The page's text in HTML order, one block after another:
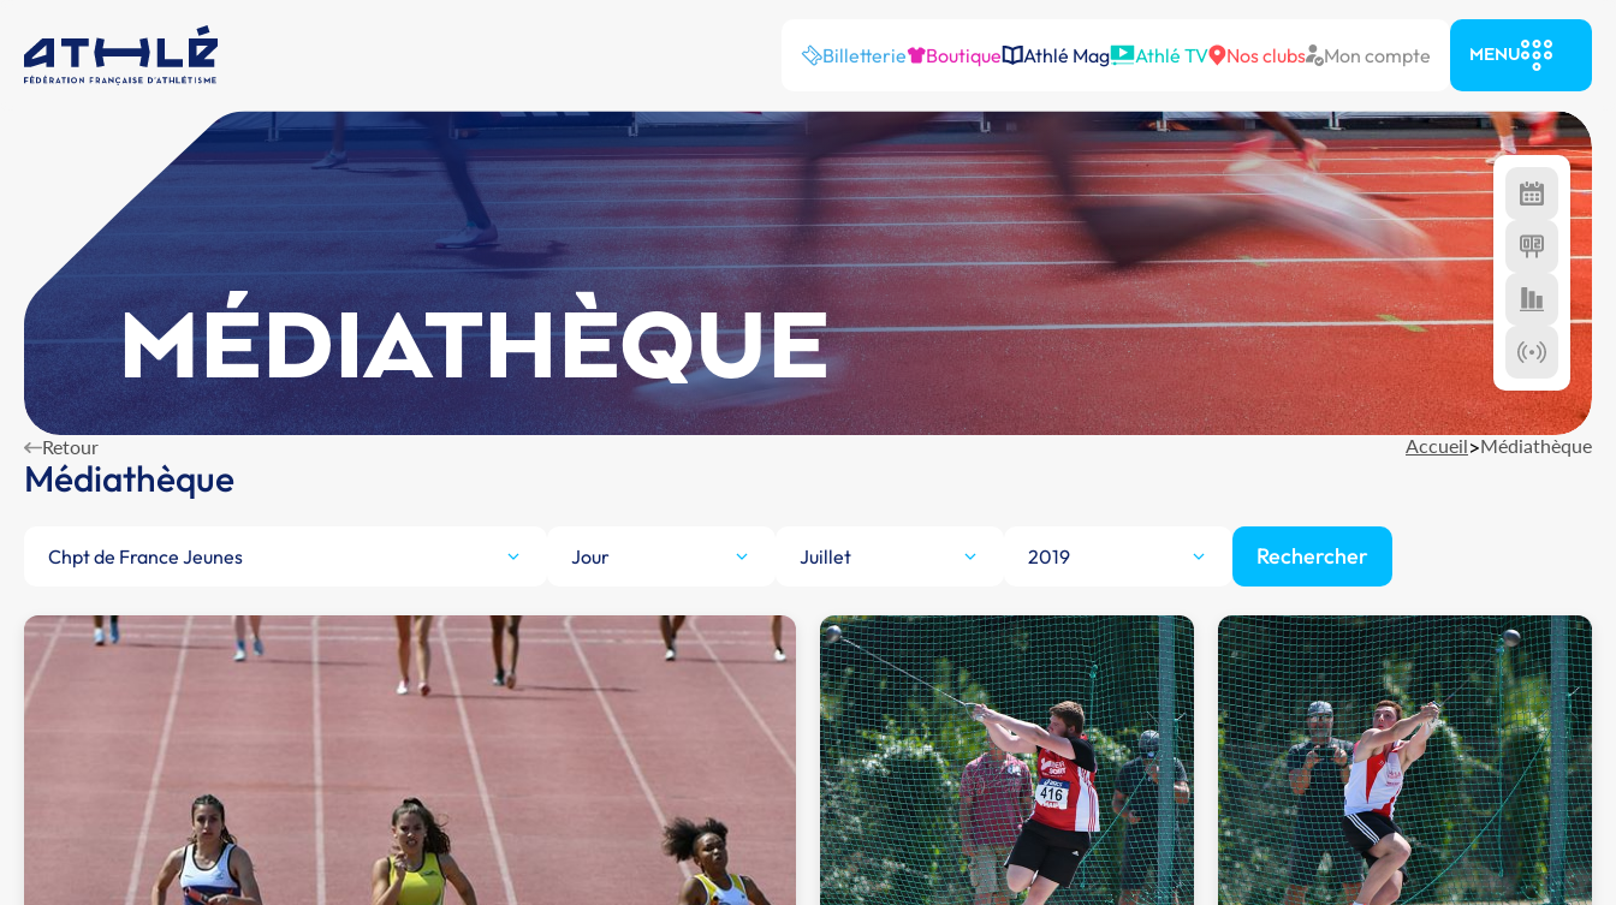
Billetterie Boutique Athlé Mag Athlé TV Nos clubs Mon compte MENU
MÉDIATHÈQUE
Retour Accueil>Médiathèque
Médiathèque
Chpt de France Jeunes Jour Juillet 2019 Rechercher